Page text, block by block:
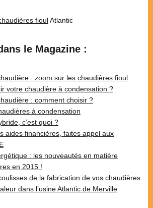
fioulAtlantic
le Magazine :
: zoom sur les chaudières fioul
votre chaudière à condensation ?
: comment choisir ?
à condensation
c’est quoi ?
aides financières, faites appel aux
: les nouveautés en matière
en 2015 !
de la fabrication de vos chaudières
dans l’usine Atlantic de Merville